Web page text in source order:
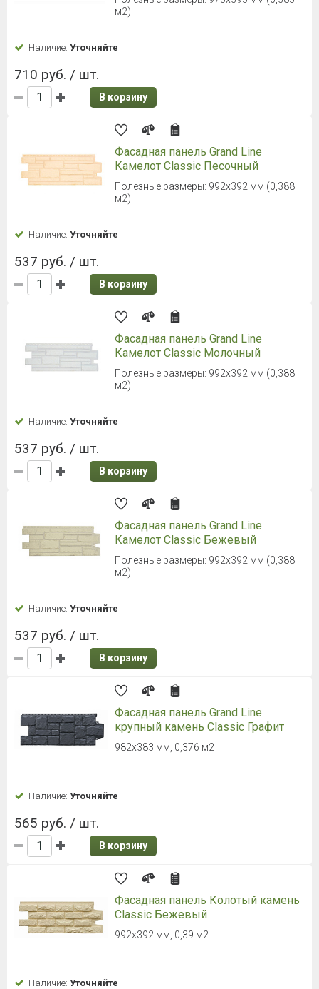
м2)
Наличие: Уточняйте
710 руб. / шт.
В корзину
Фасадная панель Grand Line
Камелот Classic Песочный
Полезные размеры: 992х392 мм (0,388
м2)
Наличие: Уточняйте
537 руб. / шт.
В корзину
Фасадная панель Grand Line
Камелот Classic Молочный
Полезные размеры: 992х392 мм (0,388
м2)
Наличие: Уточняйте
537 руб. / шт.
В корзину
Фасадная панель Grand Line
Камелот Classic Бежевый
Полезные размеры: 992х392 мм (0,388
м2)
Наличие: Уточняйте
537 руб. / шт.
В корзину
Фасадная панель Grand Line
крупный камень Classic Графит
982х383 мм, 0,376 м2
Наличие: Уточняйте
565 руб. / шт.
В корзину
Фасадная панель Колотый камень
Classic Бежевый
992х392 мм, 0,39 м2
Наличие: Уточняйте